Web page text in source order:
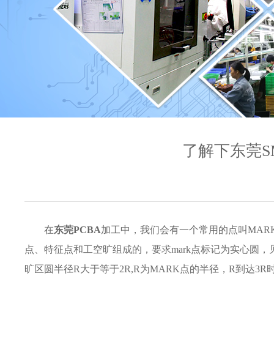
了解下东莞
在东莞PCBA加工中，我们会有一个常用的点叫
点、特征点和工空旷组成的，要求mark点标记为实心圆
旷区圆半径R大于等于2R,R为MARK点的半径，R到达3R